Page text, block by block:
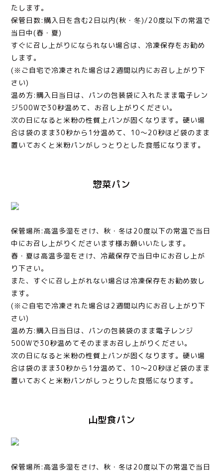
たします。
保管日数:購入日を含む2日以内(秋・冬)/20度以下の常温で
当日中(春・夏)
すぐに召し上がりになられない場合は、冷凍保存をお勧め
します。
(※ご自宅で冷凍された場合は2週間以内にお召し上がり下
さい)
温め方:購入日当日は、パンの包装袋に入れたまま電子レン
ジ500Wで30秒温めて、お召し上がりください。
次の日になると米粉の性質上パンが固くなります。硬い場
合は袋のまま30秒から1分温めて、10〜20秒ほど袋のまま
置いておくと米粉パンがしっとりとした食感になります。
惣菜パン
保管場所:高温多湿をさけ、秋・冬は20度以下の常温で当日
中にお召し上がりくださいます様お願いいたします。
春・夏は高温多湿をさけ、冷蔵保存で当日中にお召し上が
り下さい。
また、すぐに召し上がれない場合は冷凍保存をお勧め致し
ます。
(※ご自宅で冷凍された場合は2週間以内にお召し上がり下
さい)
温め方:購入日当日は、パンの包装袋のまま電子レンジ
500Wで30秒温めてそのままお召し上がりください。
次の日になると米粉の性質上パンが固くなります。硬い場
合は袋のまま30秒から1分温めて、10〜20秒ほど袋のまま
置いておくと米粉パンがしっとりした食感になります。
山型食パン
保管場所:高温多湿をさけ、秋・冬は20度以下の常温で当日